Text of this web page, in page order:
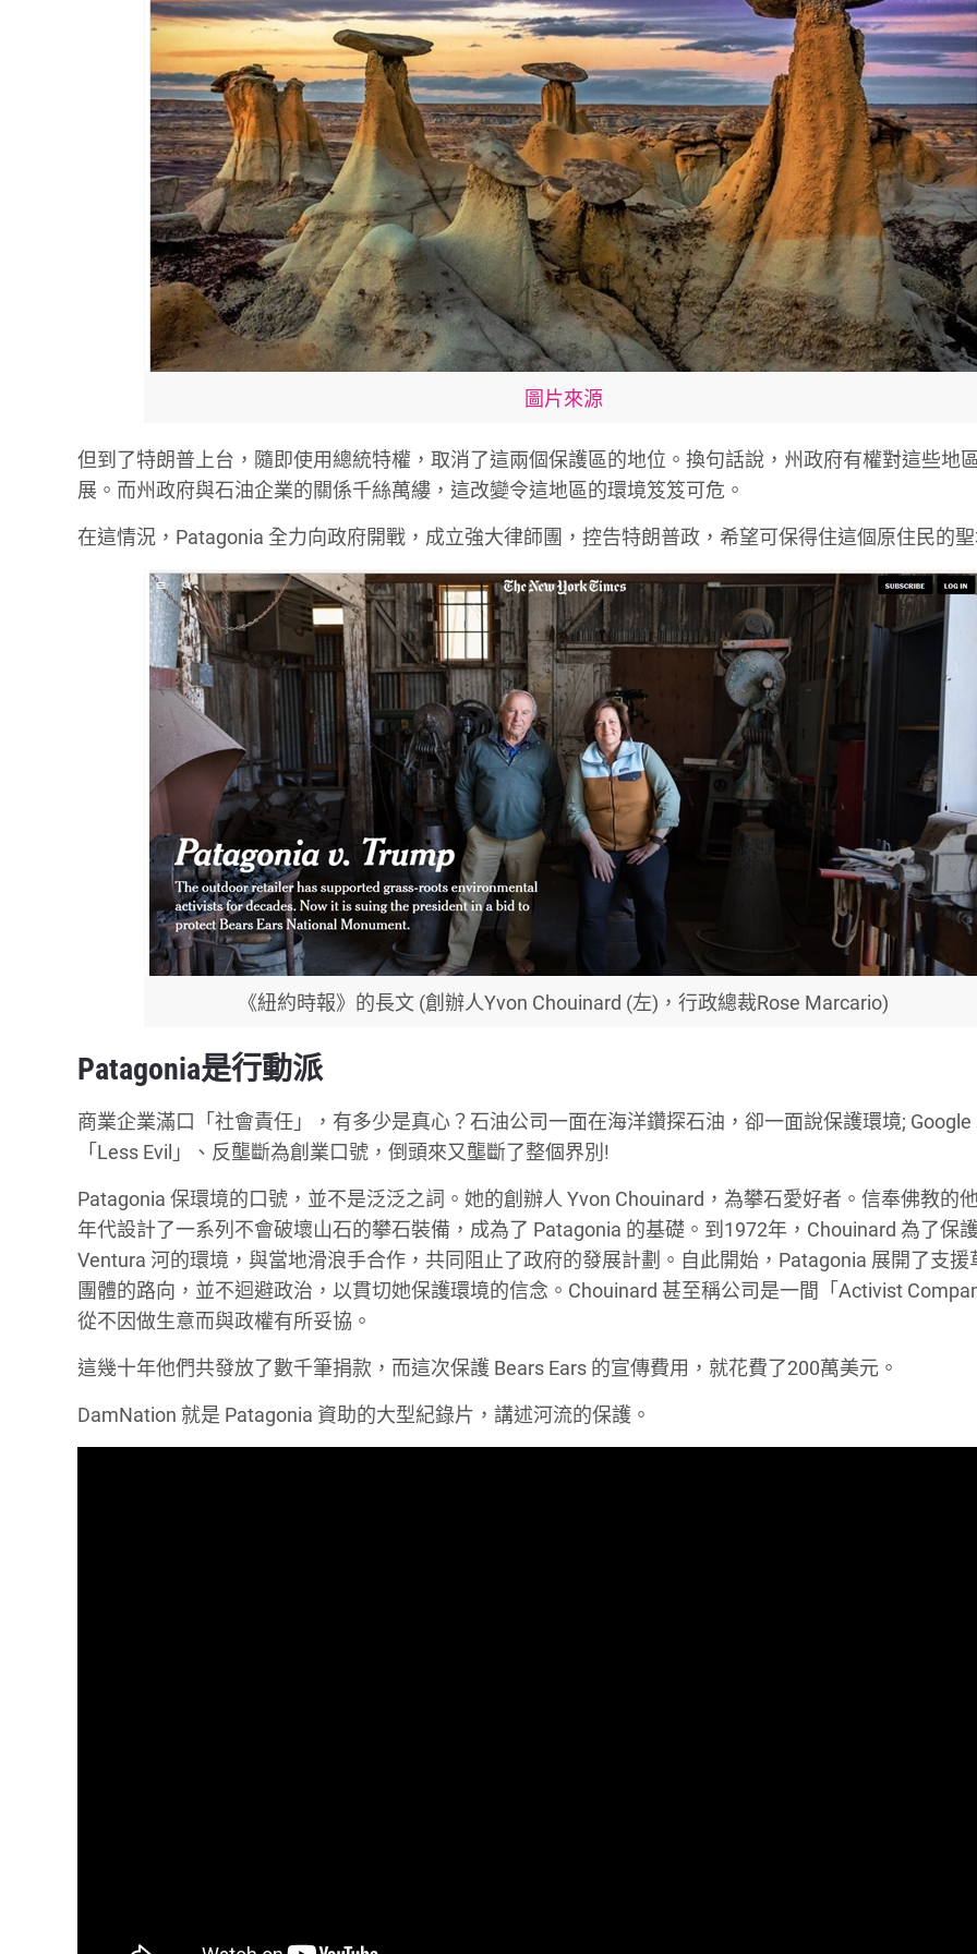
圖片來源
但到了特朗普上台，隨即使用總統特權，取消了這兩個保護區的地位。換句話說，州政府有權對這些地
展。而州政府與石油企業的關係千絲萬縷，這改變令這地區的環境笈笈可危。
在這情況，Patagonia 全力向政府開戰，成立強大律師團，控告特朗普政，希望可保得住這個原住民的
《紐約時報》的長文 (創辦人Yvon Chouinard (左)，行政總裁Rose Marcario)
Patagonia是行動派
商業企業滿口「社會責任」，有多少是真心？石油公司一面在海洋鑽探石油，卻一面說保護環境; Google
「Less Evil」、反壟斷為創業口號，倒頭來又壟斷了整個界別!
Patagonia 保環境的口號，並不是泛泛之詞。她的創辦人 Yvon Chouinard，為攀石愛好者。信奉佛教的
年代設計了一系列不會破壞山石的攀石裝備，成為了 Patagonia 的基礎。到1972年，Chouinard 為了保
Ventura 河的環境，與當地滑浪手合作，共同阻止了政府的發展計劃。自此開始，Patagonia 展開了支援
團體的路向，並不迴避政治，以貫切她保護環境的信念。Chouinard 甚至稱公司是一間「Activist
從不因做生意而與政權有所妥協。
這幾十年他們共發放了數千筆捐款，而這次保護 Bears Ears 的宣傳費用，就花費了200萬美元。
DamNation 就是 Patagonia 資助的大型紀錄片，講述河流的保護。